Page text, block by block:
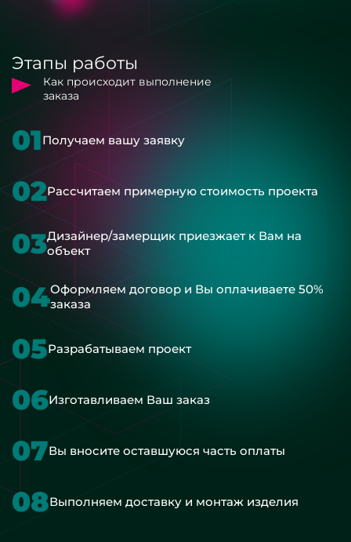
Этапы работы
Как происходит выполнение
заказа
01Получаем вашу заявку
02Рассчитаем примерную стоимость проекта
03Дизайнер/замерщик приезжает к Вам на
объект
04Оформляем договор и Вы оплачиваете 50%
заказа
05Разрабатываем проект
06Изготавливаем Ваш заказ
07Вы вносите оставшуюся часть оплаты
08Выполняем доставку и монтаж изделия